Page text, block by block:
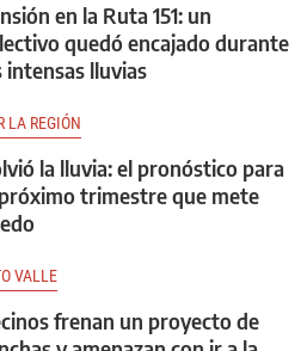
en la Ruta 151: un
quedó encajado durante
intensas lluvias
LA REGIÓN
la lluvia: el pronóstico para
trimestre que mete
VALLE
frenan un proyecto de